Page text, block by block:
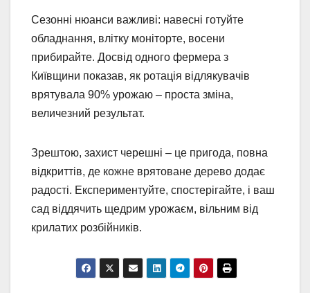
Сезонні нюанси важливі: навесні готуйте
обладнання, влітку моніторте, восени
прибирайте. Досвід одного фермера з
Київщини показав, як ротація відлякувачів
врятувала 90% урожаю – проста зміна,
величезний результат.
Зрештою, захист черешні – це пригода, повна
відкриттів, де кожне врятоване дерево додає
радості. Експериментуйте, спостерігайте, і ваш
сад віддячить щедрим урожаєм, вільним від
крилатих розбійників.